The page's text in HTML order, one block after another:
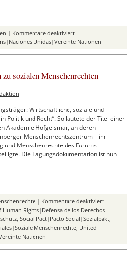
| Kommentare deaktiviertfür
Gerd
Hankel:
Idee
Unidas|Vereinte Nationen
sozialen Menschenrechten
Wirtschaftliche, soziale und
Politik und Recht”. So lautete der Titel einer
Akademie Hofgeismar, an deren
Menschenrechtszentrum – im
und Menschenrechte des Forums
Die Tagungsdokumentation ist nun
| Kommentare deaktiviertfür
zu
Human Rights|Defensa de los Derechos
, Social Pact|Pacto Social|Sozialpakt,
Menschenrechte, United
Nationen